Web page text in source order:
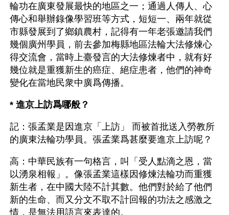
輪功在廣東發展最快的地區之一；通過人傳人、心
傳心和舉辦錄像學習班等方式，短短一、兩年就從
市縣發展到了鄉鎮農村，記得有一年老張邀請我們
幾個廣州學員，前去參加梅縣地區法輪大法修煉心
得交流會，當時上臺發言的大法修煉者中，就有好
幾位就是重獲新生的癌症、絕症患者，他們的神奇
變化在當地民衆中廣爲傳播。
* 進京上訪爲哪般？
記：張孟業是因進京「上訪」 而被首批送入勞教所
的廣東法輪功學員。張孟業爲甚麼要進京上訪呢？
高：中華民族有一句格言，叫「受人點滴之恩，當
以湧泉相報」。像張孟業這樣因修煉法輪功而重獲
新生者，在中國大陸不計其數。他們對於給了他們
新的生命、而又分文不取不計回報的功法之感激之
情，是無法用語言來表達的。